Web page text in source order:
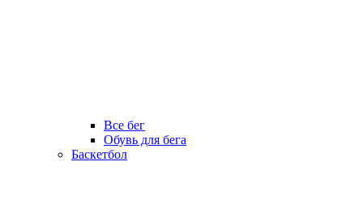
Все бег
Обувь для бега
Баскетбол